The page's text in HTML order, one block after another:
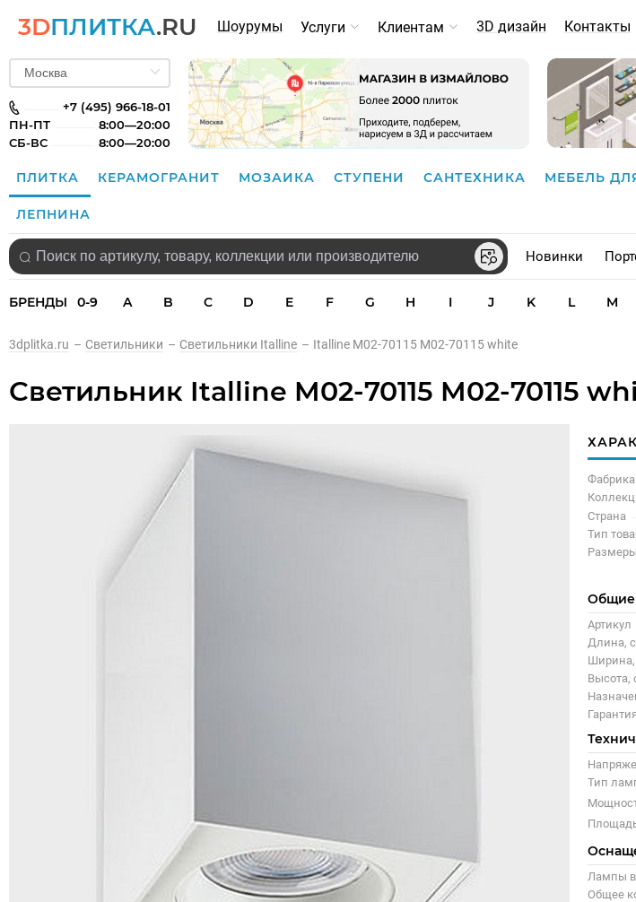
3DПЛИТКА.RU Шоурумы Услуги Клиентам 3D дизайн Контакты
+7 (495) 966-18-01
ПН-ПТ
8:00—20:00
СБ-ВС
8:00—20:00
ПЛИТКА КЕРАМОГРАНИТ МОЗАИКА СТУПЕНИ САНТЕХНИКА МЕБЕЛЬ
ЛЕПНИНА
Новинки
БРЕНДЫ 0-9 A B C D E F G H I J K L M
3dplitka.ru – Светильники – Светильники Italline – Italline M02-70115 M02-70115 white
Светильник Italline M02-70115 M02-70115
Фабрика
Страна
Тип
Размеры
Общие
Артикул
Длина,
Высота,
Гарантия
Тип
Лампы в
Общее